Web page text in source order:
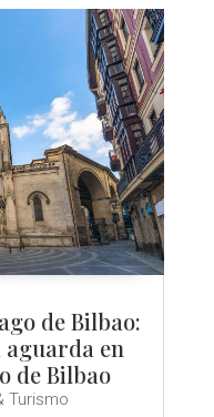
de Bilbao:
en
de Bilbao
Turismo